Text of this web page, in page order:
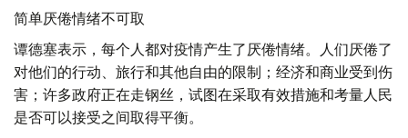
简单厌倦情绪不可取
谭德塞表示，每个人都对疫情产生了厌倦情绪。人们厌倦了
对他们的行动、旅行和其他自由的限制；经济和商业受到伤
害；许多政府正在走钢丝，试图在采取有效措施和考量人民
是否可以接受之间取得平衡。